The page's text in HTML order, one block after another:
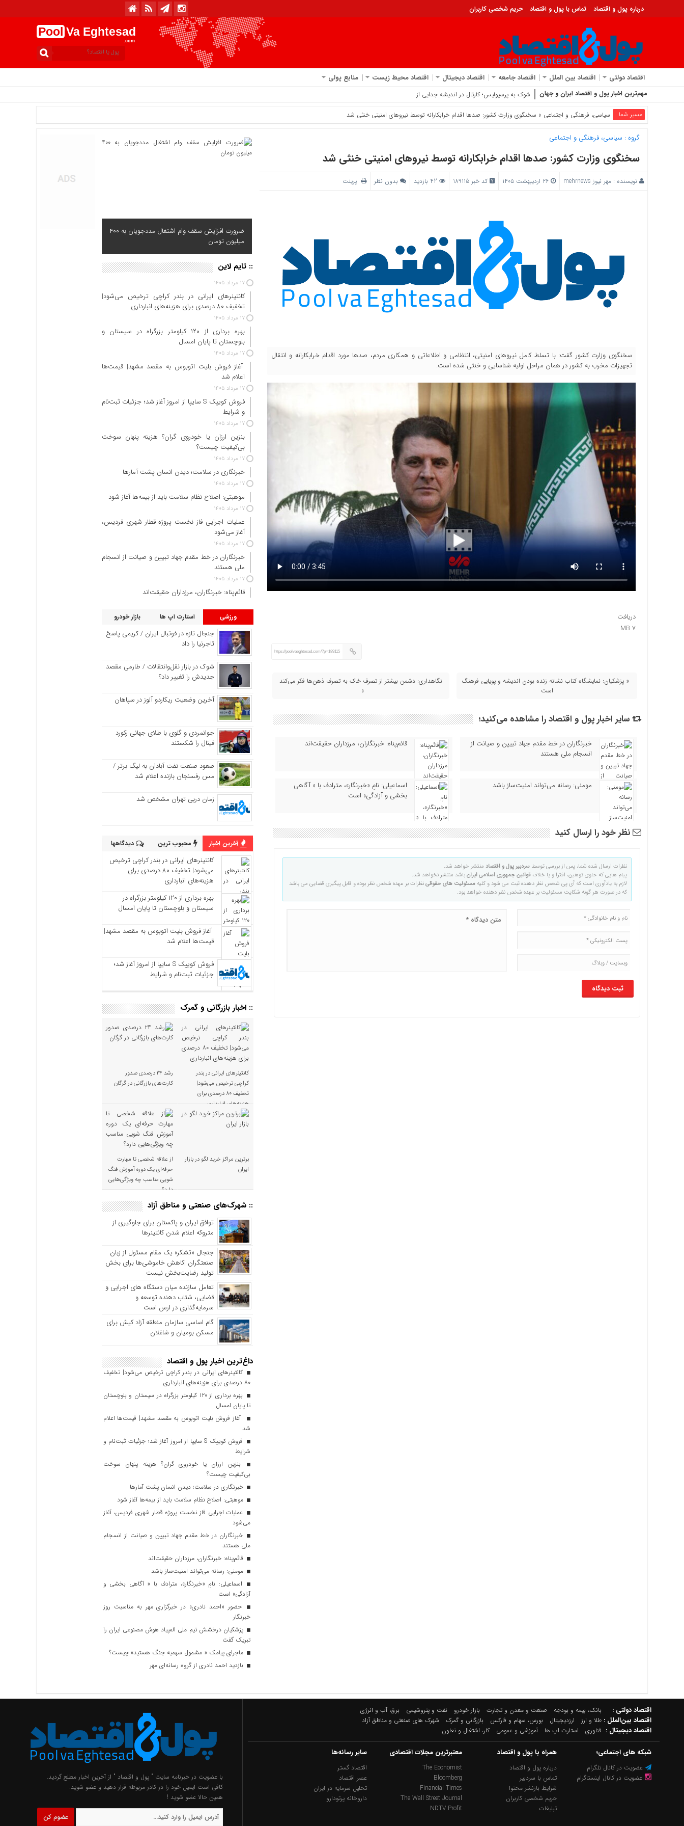
درباره پول و اقتصاد تماس با پول و اقتصاد حریم شخصی کاربران
Pool Va Eghtesad
.com
اقتصاد دولتی اقتصاد بین الملل اقتصاد جامعه اقتصاد دیجیتال اقتصاد محیط زیست منابع پولی
مهم‌ترین اخبار پول و اقتصاد ایران و جهان شوک به پرسپولیس؛ کارتال در اندیشه جدایی از سرخ پوشان
مسیر شما سیاسی، فرهنگی و اجتماعی » سخنگوی وزارت کشور: صدها اقدام خرابکارانه توسط نیروهای امنیتی خنثی شد
گروه : سیاسی، فرهنگی و اجتماعی
سخنگوی وزارت کشور: صدها اقدام خرابکارانه توسط نیروهای امنیتی خنثی شد
نویسنده : مهر نیوز mehrnews کد خبر 189115 بدون نظر پرینت
سخنگوی وزارت کشور گفت: با تسلط کامل نیروهای امنیتی، انتظامی و اطلاعاتی و همکاری مردم، صدها مورد اقدام خرابکارانه و انتقال
تجهیزات مخرب به کشور در همان مراحل اولیه شناسایی و خنثی شده است.
دریافت
۷ MB
https://poolvaeghtesad.com/?p=189115
« پزشکیان: نمایشگاه کتاب نشانه زنده بودن اندیشه و پویایی فرهنگ
است
نگاهداری: دشمن بیشتر از تصرف خاک به تصرف ذهن‌ها فکر می‌کند
»
سایر اخبار پول و اقتصاد را مشاهده می‌کنید؛
خبرنگاران در خط مقدم جهاد تبیین و صیانت از
انسجام ملی هستند
قائم‌پناه: ‏خبرنگاران، مرزداران حقیقت‌اند
مومنی: رسانه می‌تواند امنیت‌ساز باشد
اسماعیلی: نامِ «خبرنگار»، مترادف با « آگاهی
بخشی و آزادگی» است
نظر خود را ارسال کنید
نظرات ارسال شده شما، پس از بررسی توسط سردبیر پول و اقتصاد منتشر خواهد شد.
پیام هایی که حاوی توهین، افترا و یا خلاف قوانین جمهوری اسلامی ایرانباشد منتشر نخواهد شد.
لازم به یادآوری است که آی پی شخص نظر دهنده ثبت می شود و کلیه مسئولیت های حقوقینظرات بر عهده شخص نظر بوده و قابل پیگیری قضایی می باشد
که در صورت هر گونه شکایت مسئولیت بر عهده شخص نظر دهنده خواهد بود.
ضرورت افزایش سقف وام اشتغال مددجویان به ۴۰۰
میلیون تومان
خبرنگاری؛ شغلی سخت در انتظار رسمیت «زیان‌آور»
:: تایم لاین
۱۷ مرداد ۱۴۰۵
کانتینرهای ایرانی در بندر کراچی ترخیص می‌شود|
تخفیف ۸۰ درصدی برای هزینه‌های انبارداری
۱۷ مرداد ۱۴۰۵
بهره برداری از ۱۲۰ کیلومتر بزرگراه در سیستان و
بلوچستان تا پایان امسال
۱۷ مرداد ۱۴۰۵
آغاز فروش بلیت اتوبوس به مقصد مشهد| قیمت‌ها
اعلام شد
۱۷ مرداد ۱۴۰۵
فروش کوییک S سایپا از امروز آغاز شد؛ جزئیات ثبت‌نام
و شرایط
۱۷ مرداد ۱۴۰۵
بنزین ارزان یا خودروی گران؟ هزینه پنهان سوخت
بی‌کیفیت چیست؟
۱۷ مرداد ۱۴۰۵
خبرنگاری در سلامت؛ دیدن انسان پشت آمارها
۱۷ مرداد ۱۴۰۵
موهبتی: اصلاح نظام سلامت باید از بیمه‌ها آغاز شود
۱۷ مرداد ۱۴۰۵
عملیات اجرایی فاز نخست پروژه قطار شهری فردیس،
آغاز می‌شود
۱۷ مرداد ۱۴۰۵
خبرنگاران در خط مقدم جهاد تبیین و صیانت از انسجام
ملی هستند
۱۷ مرداد ۱۴۰۵
قائم‌پناه: ‏خبرنگاران، مرزداران حقیقت‌اند
ورزشی استارت اپ ها بازار خودرو
جنجال تازه در فوتبال ایران / کریمی پاسخ
تاجرنیا را داد
شوک در بازار نقل‌وانتقالات / طارمی مقصد
جدیدش را تغییر داد؟
آخرین وضعیت ریکاردو آلوز در سپاهان
جوانمردی و گلوی با طلای جهانی رکورد
فینال را شکستند
صعود صنعت نفت آبادان به لیگ برتر /
مس رفسنجان بازنده اعلام شد
زمان دربی تهران مشخص شد
آخرین اخبار محبوب ترین دیدگاهها
کانتینرهای ایرانی در بندر کراچی ترخیص
می‌شود| تخفیف ۸۰ درصدی برای
هزینه‌های انبارداری
بهره برداری از ۱۲۰ کیلومتر بزرگراه در
سیستان و بلوچستان تا پایان امسال
آغاز فروش بلیت اتوبوس به مقصد مشهد|
قیمت‌ها اعلام شد
فروش کوییک S سایپا از امروز آغاز شد؛
جزئیات ثبت‌نام و شرایط
:: اخبار بازرگانی و گمرک
کانتینرهای ایرانی در بندر
کراچی ترخیص می‌شود|
تخفیف ۸۰ درصدی برای
هزینه‌های انبارداری
رشد ۲۴ درصدی صدور
کارت‌های بازرگانی در گرگان
برترین مراکز خرید لگو در بازار
ایران
از علاقه شخصی تا مهارت
حرفه‌ای یک دوره آموزش فنگ
شویی مناسب چه ویژگی‌هایی
دارد؟
:: شهرک‌های صنعتی و مناطق آزاد
توافق ایران و پاکستان برای جلوگیری از
متروکه اعلام شدن کانتینرها
جنجال «تشکر» یک مقام مسئول از زبان
صنعتگران |کاهش خاموشی‌ها برای بخش
تولید رضایت‌بخش نیست
تعامل سازنده میان دستگاه‌ های اجرایی و
قضایی، شتاب‌ دهنده توسعه و
سرمایه‌گذاری در ارس است
گام اساسی سازمان منطقه آزاد کیش برای
مسکن بومیان و شاغلان
داغ‌ترین اخبار پول و اقتصاد
کانتینرهای ایرانی در بندر کراچی ترخیص می‌شود| تخفیف
۸۰ درصدی برای هزینه‌های انبارداری
بهره برداری از ۱۲۰ کیلومتر بزرگراه در سیستان و بلوچستان
تا پایان امسال
آغاز فروش بلیت اتوبوس به مقصد مشهد| قیمت‌ها اعلام
شد
فروش کوییک S سایپا از امروز آغاز شد؛ جزئیات ثبت‌نام و
شرایط
بنزین ارزان یا خودروی گران؟ هزینه پنهان سوخت
بی‌کیفیت چیست؟
خبرنگاری در سلامت؛ دیدن انسان پشت آمارها
موهبتی: اصلاح نظام سلامت باید از بیمه‌ها آغاز شود
عملیات اجرایی فاز نخست پروژه قطار شهری فردیس، آغاز
می‌شود
خبرنگاران در خط مقدم جهاد تبیین و صیانت از انسجام
ملی هستند
قائم‌پناه: ‏خبرنگاران، مرزداران حقیقت‌اند
مومنی: رسانه می‌تواند امنیت‌ساز باشد
اسماعیلی: نامِ «خبرنگار»، مترادف با « آگاهی بخشی و
آزادگی» است
حضور «احمد نادری» در خبرگزاری مهر به مناسبت روز
خبرنگار
پزشکیان درخشش تیم ملی المپیاد هوش مصنوعی ایران را
تبریک گفت
ماجرای پیامک « مشمول سهمیه جنگ هستید» چیست؟
بازدید احمد نادری از گروه رسانه‌ای مهر
اقتصاد دولتی : بانک، بیمه و بودجه صنعت و معدن و تجارت بازار خودرو نفت و پتروشیمی برق، آب و انرژی
اقتصاد بین‌الملل : طلا و ارز ارزدیجیتال بورس، سهام و فارکس بازرگانی و گمرک شهرک های صنعتی و مناطق آزاد
اقتصاد دیجیتال : فناوری استارت اپ ها آموزشی و عمومی کار، اشتغال و تعاون
شبکه های اجتماعی؛
عضویت در کانال تلگرام
عضویت در کانال اینستاگرام
همراه با پول و اقتصاد
درباره پول و اقتصاد
تماس با سردبیر
شرایط بازنشر محتوا
حریم شخصی کاربران
تبلیغات
معتبرترین مجلات اقتصادی
The Economist
Bloomberg
Financial Times
The Wall Street Journal
NDTV Profit
سایر رسانه‌ها
اقتصاد گستر
عصر اقتصاد
تحلیل سرمایه در ایران
داروخانه پرتودارو
با عضویت در خبرنامه سایت " پول و اقتصاد " از آخرین اخبار مطلع گردید.
کافی است ایمیل خود را در کادر مربوطه قرار دهید و عضو شوید.
همین حالا عضو شوید !